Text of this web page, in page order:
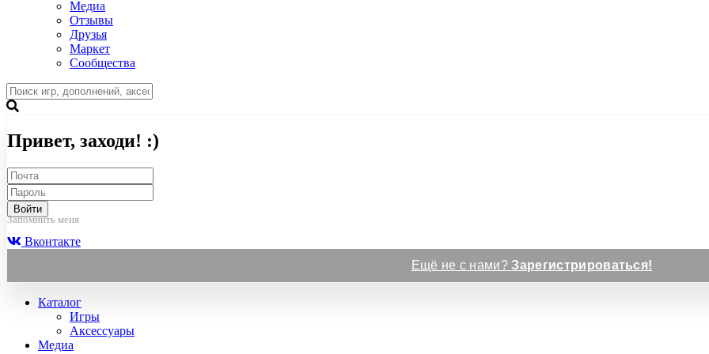
Медиа
Отзывы
Друзья
Маркет
Сообщества
Привет, заходи! :)
Войти
Запомнить меня
Вконтакте
Ещё не с нами?Зарегистрироваться!
Каталог
Игры
Аксессуары
Медиа